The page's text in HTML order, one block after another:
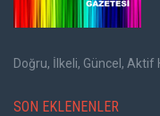
Doğru, İlkeli, Güncel, Aktif
SON EKLENENLER